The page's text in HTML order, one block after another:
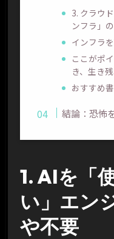
3. クラウ
ンフラ」
インフラ
ここがポ
き、生き残
おすすめ
結論：恐怖
1. AIを「
い」エン
や不要